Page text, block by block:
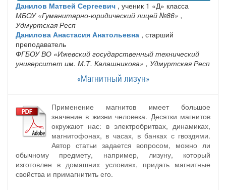
Данилов Матвей Сергеевич , ученик 1 «Д» класса
МБОУ «Гуманитарно-юридический лицей №86» ,
Удмуртская Респ
Данилова Анастасия Анатольевна , старший
преподаватель
ФГБОУ ВО «Ижевский государственный технический
университет им. М.Т. Калашникова» , Удмуртская Респ
«Магнитный лизун»
Применение магнитов имеет большое
значение в жизни человека. Десятки магнитов
окружают нас: в электробритвах, динамиках,
магнитофонах, в часах, в банках с гвоздями.
Автор статьи задается вопросом, можно ли
обычному предмету, например, лизуну, который
изготовлен в домашних условиях, придать магнитные
свойства и примагнитить его.